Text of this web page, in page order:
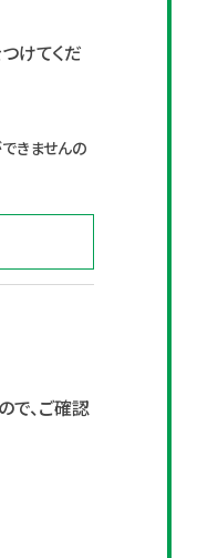
けてくだ
きませんの
で、ご確認